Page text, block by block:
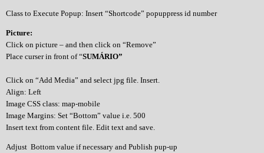
Class to Execute Popup: Insert “Shortcode” popuppress id number
Picture:
Click on picture – and then click on “Remove”
Place curser in front of “SUMÁRIO”
Click on “Add Media” and select jpg file. Insert.
Align: Left
Image CSS class: map-mobile
Image Margins: Set “Bottom” value i.e. 500
Insert text from content file. Edit text and save.
Adjust Bottom value if necessary and Publish pup-up